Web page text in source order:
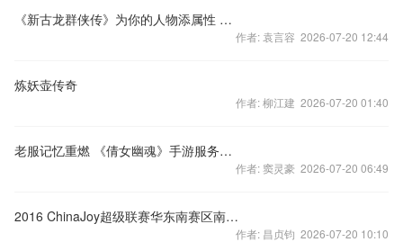
《新古龙群侠传》为你的人物添属性 铭刻系统曝光
作者: 袁言容 2026-07-20 12:44
炼妖壶传奇
作者: 柳江建 2026-07-20 01:40
老服记忆重燃 《倩女幽魂》手游服务器大战热度升温
作者: 窦灵豪 2026-07-20 06:49
2016 ChinaJoy超级联赛华东南赛区南京预选赛尘埃落定
作者: 昌贞钧 2026-07-20 10:10